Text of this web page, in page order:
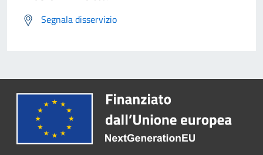
Segnala disservizio